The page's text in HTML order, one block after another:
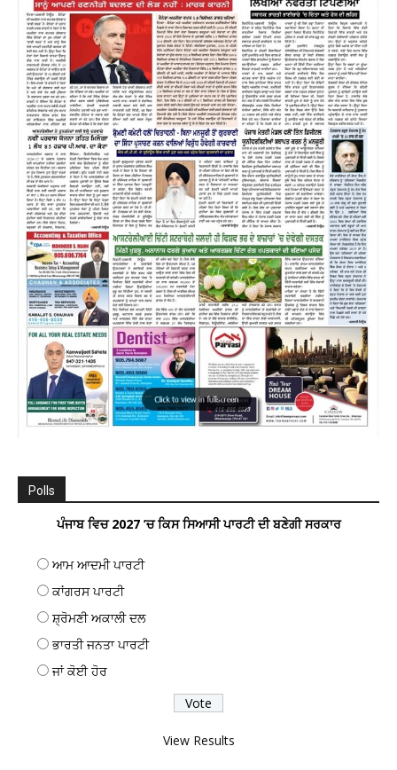
Polls
ਪੰਜਾਬ ਵਿਚ 2027 ’ਚ ਕਿਸ ਸਿਆਸੀ ਪਾਰਟੀ ਦੀ ਬਣੇਗੀ ਸਰਕਾਰ
ਆਮ ਆਦਮੀ ਪਾਰਟੀ
ਕਾਂਗਰਸ ਪਾਰਟੀ
ਸ਼੍ਰੋਮਣੀ ਅਕਾਲੀ ਦਲ
ਭਾਰਤੀ ਜਨਤਾ ਪਾਰਟੀ
ਜਾਂ ਕੋਈ ਹੋਰ
View Results